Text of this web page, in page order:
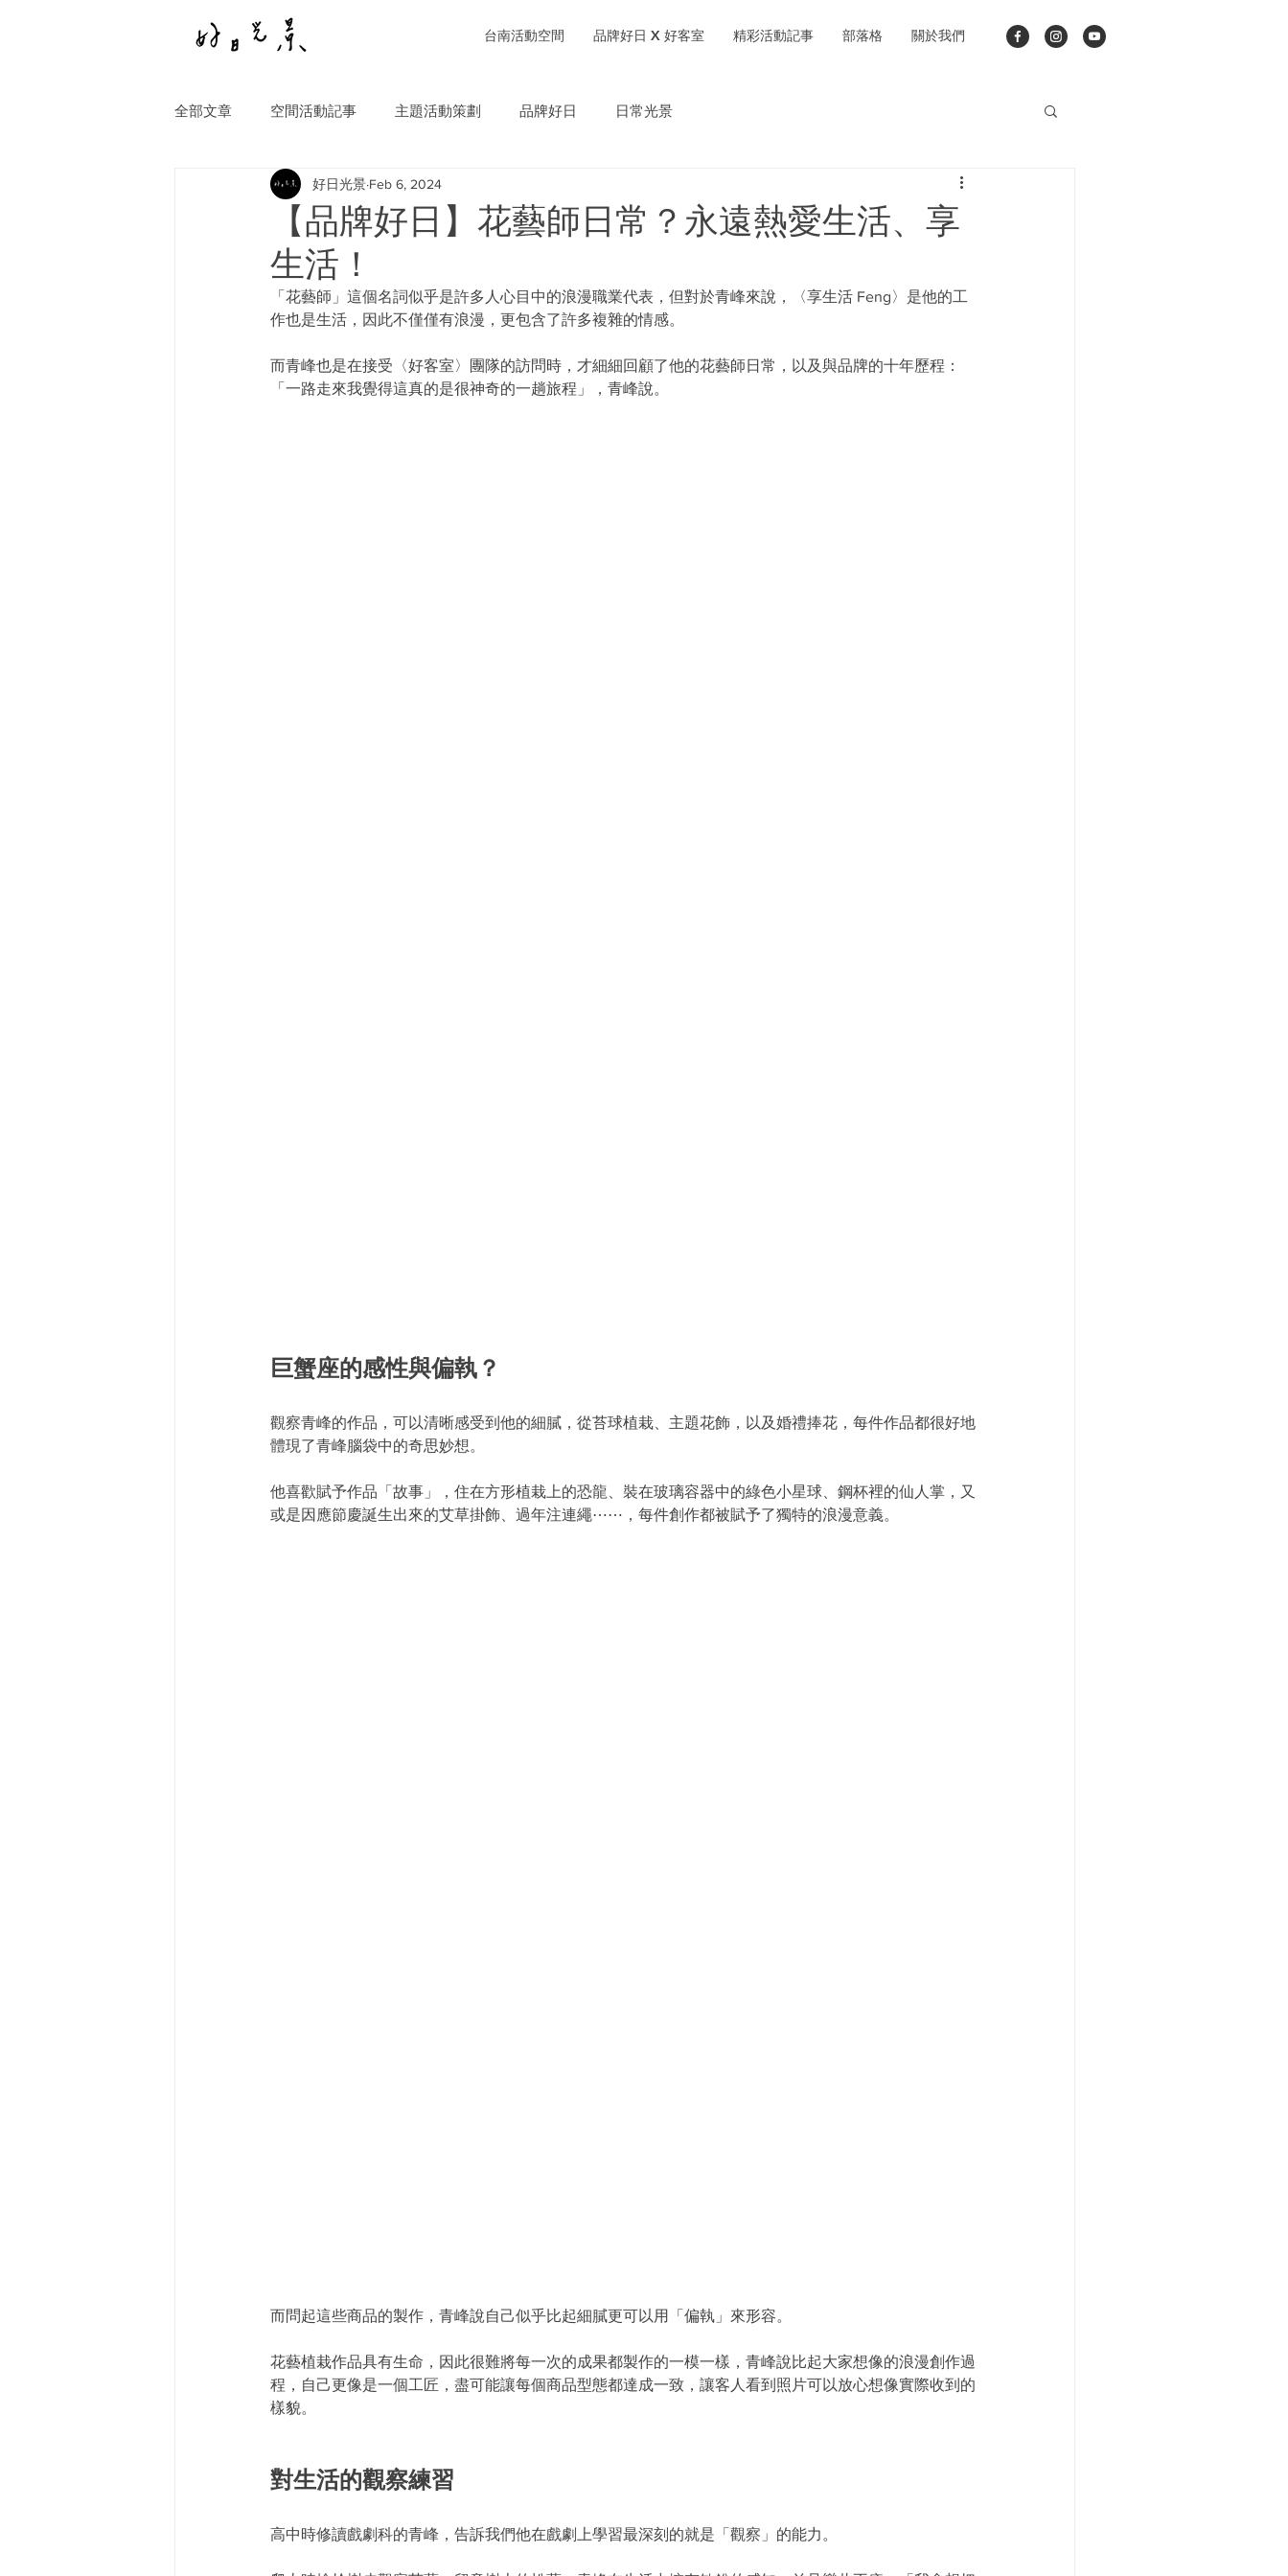
台南活動空間 品牌好日 X 好客室 精彩活動記事 部落格 關於我們
全部文章 空間活動記事 主題活動策劃 品牌好日 日常光景
【品牌好日】花藝師日常？永遠熱愛生活、享
生活！
好日光景 Feb 6, 2024
「花藝師」這個名詞似乎是許多人心目中的浪漫職業代表，但對於青峰來說，〈享生活 Feng〉是他的工
作也是生活，因此不僅僅有浪漫，更包含了許多複雜的情感。
而青峰也是在接受〈好客室〉團隊的訪問時，才細細回顧了他的花藝師日常，以及與品牌的十年歷程：
「一路走來我覺得這真的是很神奇的一趟旅程」，青峰說。
巨蟹座的感性與偏執？
觀察青峰的作品，可以清晰感受到他的細膩，從苔球植栽、主題花飾，以及婚禮捧花，每件作品都很好地
體現了青峰腦袋中的奇思妙想。
他喜歡賦予作品「故事」，住在方形植栽上的恐龍、裝在玻璃容器中的綠色小星球、鋼杯裡的仙人掌，又
或是因應節慶誕生出來的艾草掛飾、過年注連繩⋯⋯，每件創作都被賦予了獨特的浪漫意義。
而問起這些商品的製作，青峰說自己似乎比起細膩更可以用「偏執」來形容。
花藝植栽作品具有生命，因此很難將每一次的成果都製作的一模一樣，青峰說比起大家想像的浪漫創作過
程，自己更像是一個工匠，盡可能讓每個商品型態都達成一致，讓客人看到照片可以放心想像實際收到的
樣貌。
對生活的觀察練習
高中時修讀戲劇科的青峰，告訴我們他在戲劇上學習最深刻的就是「觀察」的能力。